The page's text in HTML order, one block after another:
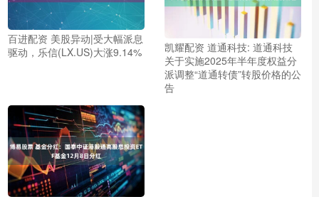
百进配资 美股异动|受大幅派息
驱动，乐信(LX.US)大涨9.14%
凯耀配资 道通科技: 道通科技
关于实施2025年半年度权益分
派调整“道通转债”转股价格的公
告